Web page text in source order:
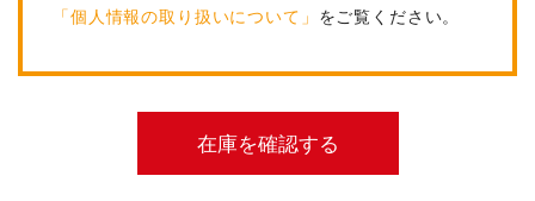
「個人情報の取り扱いについて」 をご覧ください。